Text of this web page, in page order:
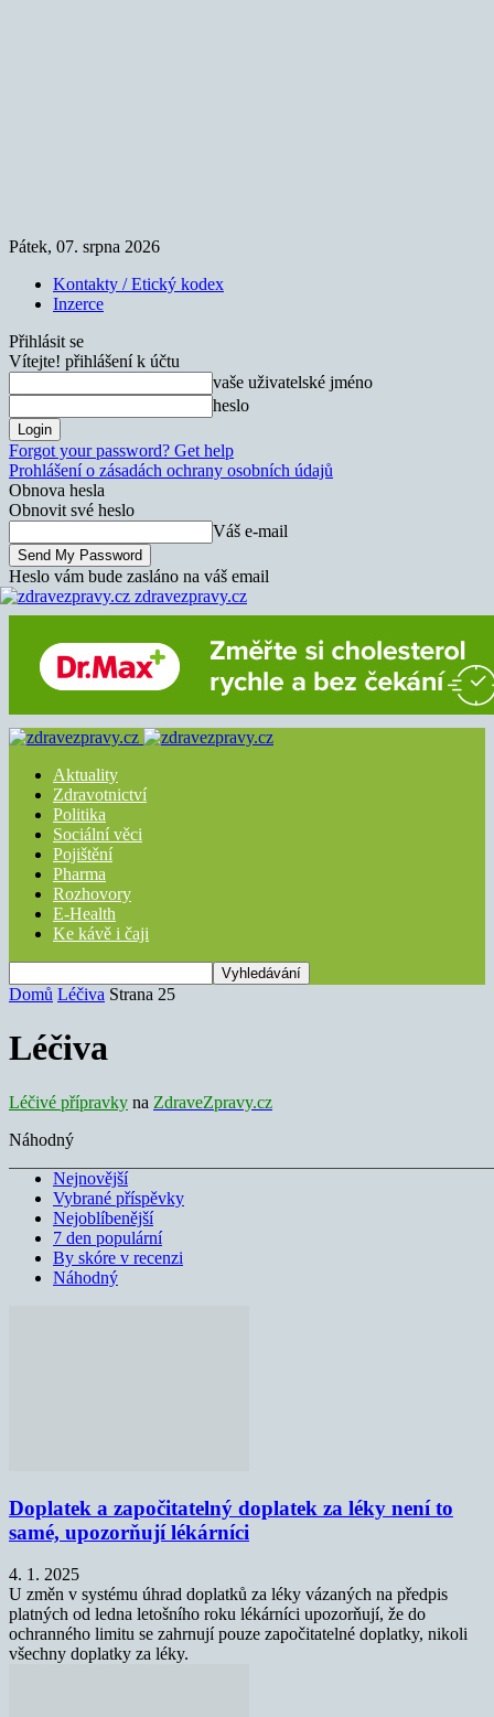
Pátek, 07. srpna 2026
Kontakty / Etický kodex
Inzerce
Přihlásit se
Vítejte! přihlášení k účtu
vaše uživatelské jméno
heslo
Forgot your password? Get help
Prohlášení o zásadách ochrany osobních údajů
Obnova hesla
Obnovit své heslo
Váš e-mail
Heslo vám bude zasláno na váš email
zdravezpravy.cz
Aktuality
Zdravotnictví
Politika
Sociální věci
Pojištění
Pharma
Rozhovory
E-Health
Ke kávě i čaji
Domů Léčiva Strana 25
Léčiva
Léčivé přípravky na ZdraveZpravy.cz
Náhodný
Nejnovější
Vybrané příspěvky
Nejoblíbenější
7 den populární
By skóre v recenzi
Náhodný
Doplatek a započitatelný doplatek za léky není to
samé, upozorňují lékárníci
4. 1. 2025
U změn v systému úhrad doplatků za léky vázaných na předpis
platných od ledna letošního roku lékárníci upozorňují, že do
ochranného limitu se zahrnují pouze započitatelné doplatky, nikoli
všechny doplatky za léky.